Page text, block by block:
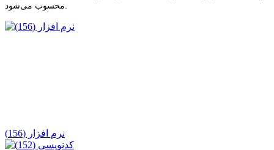
نرم افزار (156)